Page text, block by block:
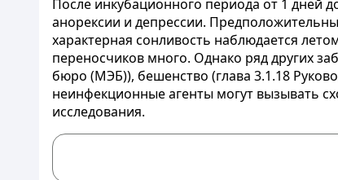
После инкубационного периода от 1 дней
анорексии и депрессии.
характерная сонливость наблюдается
переносчиков много. Однако ряд других
бюро (МЭБ)), бешенство (глава 3.1.18
неинфекционные агенты могут вызывать
исследования.